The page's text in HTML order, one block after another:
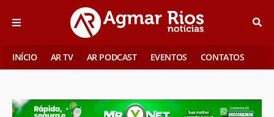
INÍCIO AR TV AR PODCAST EVENTOS CONTATOS